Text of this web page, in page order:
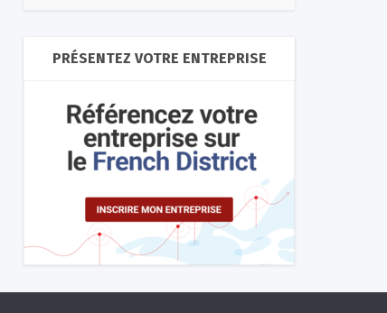
PRÉSENTEZ VOTRE ENTREPRISE